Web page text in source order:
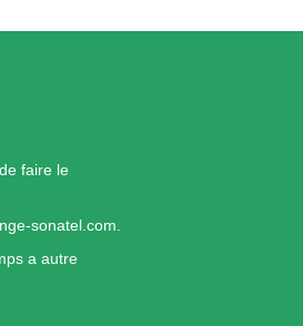
faire le
sonatel.com.
a autre